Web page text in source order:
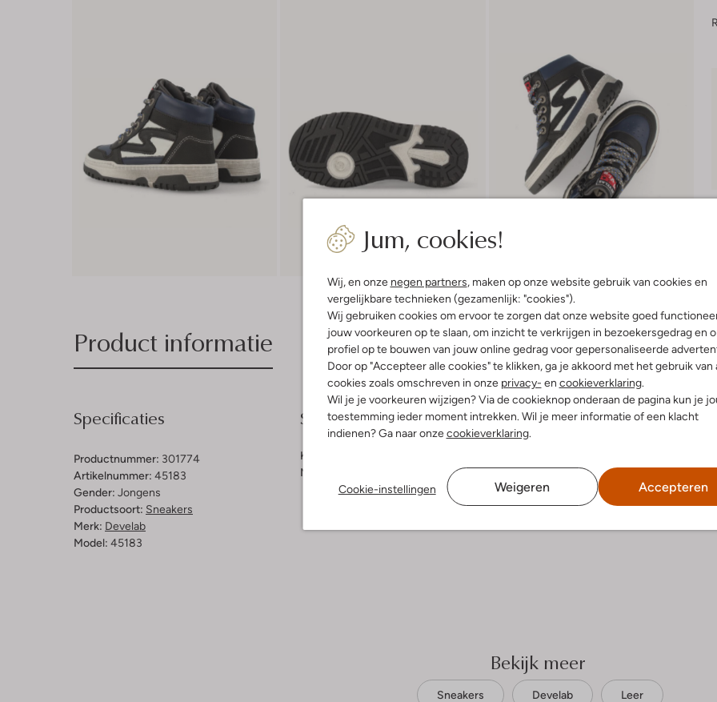
Jum, cookies!
Wij, en onze negen partners, maken op onze website gebruik van cookies en
vergelijkbare technieken (gezamenlijk: "cookies").
Wij gebruiken cookies om ervoor te zorgen dat onze website goed
jouw voorkeuren op te slaan, om inzicht te verkrijgen in bezoekersgedrag en
profiel op te bouwen van jouw online gedrag voor gepersonaliseerde
Door op "Accepteer alle cookies" te klikken, ga je akkoord met het gebruik van
cookies zoals omschreven in onze privacy- en cookieverklaring.
Wil je je voorkeuren wijzigen? Via de cookieknop onderaan de pagina kun je
toestemming ieder moment intrekken. Wil je meer informatie of een klacht
indienen? Ga naar onzecookieverklaring.
Cookie-instellingen Weigeren Accepteren
Product informatie Bezorgen & retourneren
Specificaties
Productnummer: 301774
Artikelnummer: 45183
Gender: Jongens
Productsoort: Sneakers
Merk: Develab
Model: 45183
Samenstelling & Pasvorm
Kleur:
Materiaal buitenkant:
Bekijk meer
Sneakers Develab Leer